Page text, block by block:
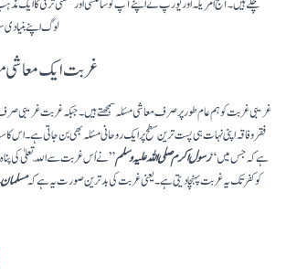
چکے ہیں۔ آج امریکہ اور یورپ نے اپنے آپ کو سائنسی اور صنعتی ترقی کا ایک
لوگ اپنے
غربت ایک معاشی
غریبی غربت کو ہم عام طور پر صرف معاشی مسئلہ سمجھتے ہیں۔ جبکہ غربت غریبی
فقر و فاقہ اپنی نہات ہی پست ترین سطح پر ایک روحانی مسئلہ بھی بن جاتی ہے۔
ہے کہ جس میں “رسول اکرم صلی اللہ علیہ وسلم” نے اُس غربت سے اللّہ تعلیٰ کی
کو کفر تک یہ غربت پہنچا دیتی ہے۔ یعنی غربت کی بدترین صورت یہ ہے کہ